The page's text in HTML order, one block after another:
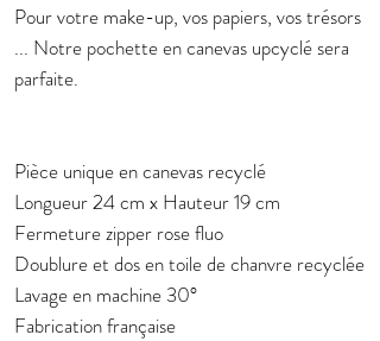
Pour votre make-up, vos papiers, vos trésors
... Notre pochette en canevas upcyclé sera
parfaite.
Pièce unique en canevas recyclé
Longueur 24 cm x Hauteur 19 cm
Fermeture zipper rose fluo
Doublure et dos en toile de chanvre recyclée
Lavage en machine 30°
Fabrication française